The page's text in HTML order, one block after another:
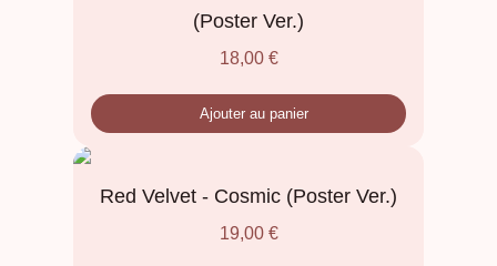
(Poster Ver.)
18,00 €
Ajouter au panier
Red Velvet - Cosmic (Poster Ver.)
19,00 €